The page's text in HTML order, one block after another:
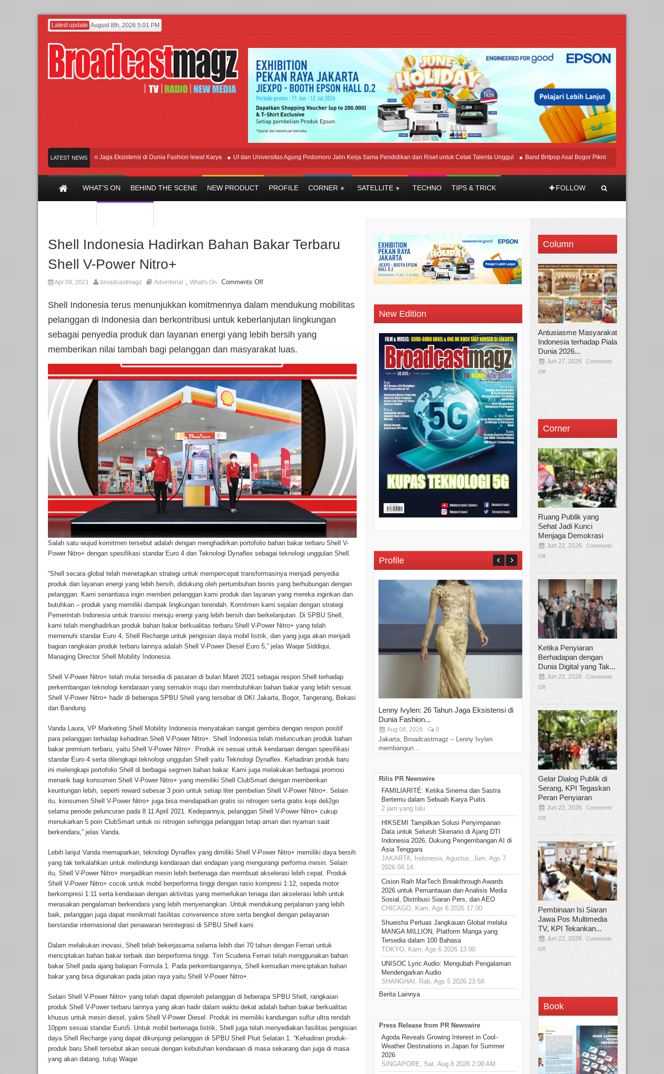
Latest update August 8th, 2026 5:01 PM
LATEST NEWS
Lenny Ivylen: 26 Tahun Jaga Eksistensi di Dunia Fashion lewat Karya UI dan Universitas Agung Podomoro Jalin Kerja Sama Pendidikan dan Riset untuk Cetak Talenta Unggul Band Britpop Asal Bogor Piknik Rilis Mini Album
WHAT’S ON BEHIND THE SCENE NEW PRODUCT PROFILE CORNER SATELLITE TECHNO TIPS & TRICK FOLLOW
Shell Indonesia Hadirkan Bahan Bakar Terbaru
Shell V-Power Nitro+
Apr 09, 2021 broadcastmagz Advertorial , What's On Comments Off
Shell Indonesia terus menunjukkan komitmennya dalam mendukung mobilitas
pelanggan di Indonesia dan berkontribusi untuk keberlanjutan lingkungan
sebagai penyedia produk dan layanan energi yang lebih bersih yang
memberikan nilai tambah bagi pelanggan dan masyarakat luas.
Salah satu wujud komitmen tersebut adalah dengan menghadirkan portofolio bahan bakar terbaru Shell V-
Power Nitro+ dengan spesifikasi standar Euro 4 dan Teknologi Dynaflex sebagai teknologi unggulan Shell.
“Shell secara global telah menetapkan strategi untuk mempercepat transformasinya menjadi penyedia
produk dan layanan energi yang lebih bersih, didukung oleh pertumbuhan bisnis yang berhubungan dengan
pelanggan. Kami senantiasa ingin memberi pelanggan kami produk dan layanan yang mereka inginkan dan
butuhkan – produk yang memiliki dampak lingkungan terendah. Komitmen kami sejalan dengan strategi
Pemerintah Indonesia untuk transisi menuju energi yang lebih bersih dan berkelanjutan. Di SPBU Shell,
kami telah menghadirkan produk bahan bakar berkualitas terbaru Shell V-Power Nitro+ yang telah
memenuhi standar Euro 4, Shell Recharge untuk pengisian daya mobil listrik, dan yang juga akan menjadi
bagian rangkaian produk terbaru lainnya adalah Shell V-Power Diesel Euro 5,” jelas Waqar Siddiqui,
Managing Director Shell Mobility Indonesia.
Shell V-Power Nitro+ telah mulai tersedia di pasaran di bulan Maret 2021 sebagai respon Shell terhadap
perkembangan teknologi kendaraan yang semakin maju dan membutuhkan bahan bakar yang lebih sesuai.
Shell V-Power Nitro+ hadir di beberapa SPBU Shell yang tersebar di DKI Jakarta, Bogor, Tangerang, Bekasi
dan Bandung.
Vanda Laura, VP Marketing Shell Mobility Indonesia menyatakan sangat gembira dengan respon positif
para pelanggan terhadap kehadiran Shell V-Power Nitro+. Shell Indonesia telah meluncurkan produk bahan
bakar premium terbaru, yaitu Shell V-Power Nitro+. Produk ini sesuai untuk kendaraan dengan spesifikasi
standar Euro 4 serta dilengkapi teknologi unggulan Shell yaitu Teknologi Dynaflex. Kehadiran produk baru
ini melengkapi portofolio Shell di berbagai segmen bahan bakar. Kami juga melakukan berbagai promosi
menarik bagi konsumen Shell V-Power Nitro+ yang memiliki Shell ClubSmart dengan memberikan
keuntungan lebih, seperti reward sebesar 3 poin untuk setiap liter pembelian Shell V-Power Nitro+. Selain
itu, konsumen Shell V-Power Nitro+ juga bisa mendapatkan gratis isi nitrogen serta gratis kopi deli2go
selama periode peluncuran pada 8 11 April 2021. Kedepannya, pelanggan Shell V-Power Nitro+ cukup
menukarkan 5 poin ClubSmart untuk isi nitrogen sehingga pelanggan tetap aman dan nyaman saat
berkendara,” jelas Vanda.
Lebih lanjut Vanda memaparkan, teknologi Dynaflex yang dimiliki Shell V-Power Nitro+ memiliki daya bersih
yang tak terkalahkan untuk melindungi kendaraan dari endapan yang mengurangi performa mesin. Selain
itu, Shell V-Power Nitro+ menjadikan mesin lebih bertenaga dan membuat akselerasi lebih cepat. Produk
Shell V-Power Nitro+ cocok untuk mobil berperforma tinggi dengan rasio kompresi 1:12, sepeda motor
berkompresi 1:11 serta kendaraan dengan aktivitas yang memerlukan tenaga dan akselerasi lebih untuk
merasakan pengalaman berkendara yang lebih menyenangkan. Untuk mendukung perjalanan yang lebih
baik, pelanggan juga dapat menikmati fasilitas convenience store serta bengkel dengan pelayanan
berstandar internasional dari penawaran terintegrasi di SPBU Shell kami
Dalam melakukan inovasi, Shell telah bekerjasama selama lebih dari 70 tahun dengan Ferrari untuk
menciptakan bahan bakar terbaik dan berperforma tinggi. Tim Scuderia Ferrari telah menggunakan bahan
bakar Shell pada ajang balapan Formula 1. Pada perkembangannya, Shell kemudian menciptakan bahan
bakar yang bisa digunakan pada jalan raya yaitu Shell V-Power Nitro+.
Selain Shell V-Power Nitro+ yang telah dapat diperoleh pelanggan di beberapa SPBU Shell, rangkaian
produk Shell V-Power terbaru lainnya yang akan hadir dalam waktu dekat adalah bahan bakar berkualitas
khusus untuk mesin diesel, yakni Shell V-Power Diesel. Produk ini memiliki kandungan sulfur ultra rendah
10ppm sesuai standar Euro5. Untuk mobil bertenaga listrik, Shell juga telah menyediakan fasilitas pengisian
daya Shell Recharge yang dapat dikunjungi pelanggan di SPBU Shell Pluit Selatan 1. “Kehadiran produk-
produk baru Shell tersebut akan sesuai dengan kebutuhan kendaraan di masa sekarang dan juga di masa
yang akan datang, tutup Waqar.
New Edition
Profile
Lenny Ivylen: 26 Tahun Jaga Eksistensi di
Dunia Fashion...
Aug 08, 2026 0
Jakarta, Broadcastmagz – Lenny Ivylen
membangun...
Yan Senjaya, Kreativitas Lima
Sinema Indonesia
Dec 22, 2025 Comments Off
Jakarta, Broadcastmagz – Yan Senjaya
Rilis PR Newswire
FAMILIARITÉ: Ketika Sinema dan Sastra
Bertemu dalam Sebuah Karya Puitis
2 jam yang lalu
HIKSEMI Tampilkan Solusi Penyimpanan
Data untuk Seluruh Skenario di Ajang DTI
Indonesia 2026, Dukung Pengembangan AI di
Asia Tenggara
JAKARTA, Indonesia, Agustus, Jum, Ags 7
2026 04.14
Cision Raih MarTech Breakthrough Awards
2026 untuk Pemantauan dan Analisis Media
Sosial, Distribusi Siaran Pers, dan AEO
CHICAGO, Kam, Ags 6 2026 17.00
Shueisha Perluas Jangkauan Global melalui
MANGA MILLION, Platform Manga yang
Tersedia dalam 100 Bahasa
TOKYO, Kam, Ags 6 2026 13.00
UNISOC Lyric Audio: Mengubah Pengalaman
Mendengarkan Audio
SHANGHAI, Rab, Ags 5 2026 23.58
Berita Lainnya
Press Release from PR Newswire
Agoda Reveals Growing Interest in Cool-
Weather Destinations in Japan for Summer
2026
SINGAPORE, Sat, Aug 8 2026 2:00 AM
Column
Antusiasme Masyarakat
Indonesia terhadap Piala
Dunia 2026...
Jun 27, 2026
Comments
Off
Corner
Ruang Publik yang
Sehat Jadi Kunci
Menjaga Demokrasi
Jun 22, 2026
Comments
Off
Ketika Penyiaran
Berhadapan dengan
Dunia Digital yang Tak...
Jun 22, 2026
Comments
Off
Gelar Dialog Publik di
Serang, KPI Tegaskan
Peran Penyiaran
Jun 22, 2026
Comments
Off
Pembinaan Isi Siaran
Jawa Pos Multimedia
TV, KPI Tekankan...
Jun 22, 2026
Comments
Off
Book